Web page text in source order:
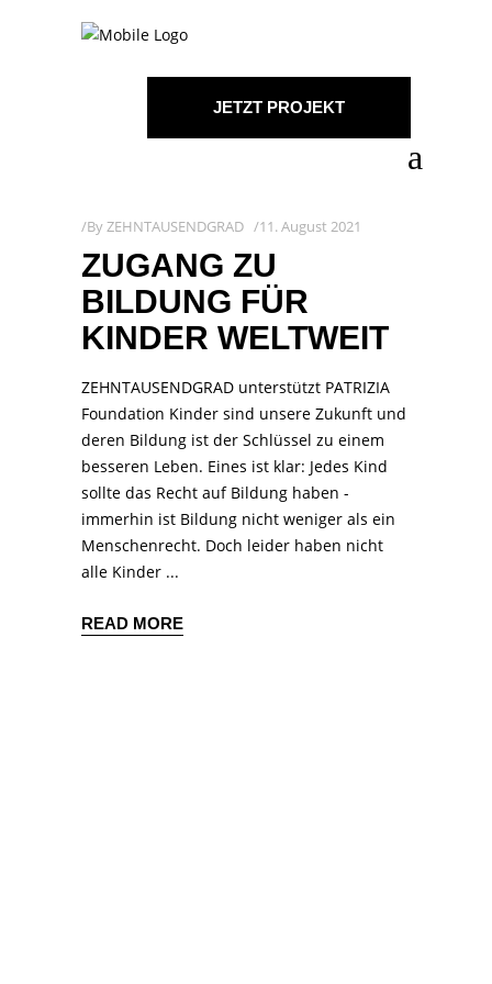
JETZT PROJEKT
ByZEHNTAUSENDGRAD 11. August 2021
ZUGANG ZU
BILDUNG FÜR
KINDER WELTWEIT
ZEHNTAUSENDGRAD unterstützt PATRIZIA
Foundation Kinder sind unsere Zukunft und
deren Bildung ist der Schlüssel zu einem
besseren Leben. Eines ist klar: Jedes Kind
sollte das Recht auf Bildung haben -
immerhin ist Bildung nicht weniger als ein
Menschenrecht. Doch leider haben nicht
alle Kinder
READ MORE